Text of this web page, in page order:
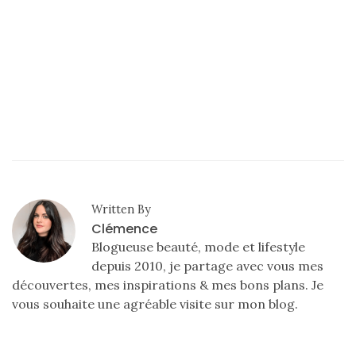
Written By
Clémence
Blogueuse beauté, mode et lifestyle
depuis 2010, je partage avec vous mes
découvertes, mes inspirations & mes bons plans. Je
vous souhaite une agréable visite sur mon blog.